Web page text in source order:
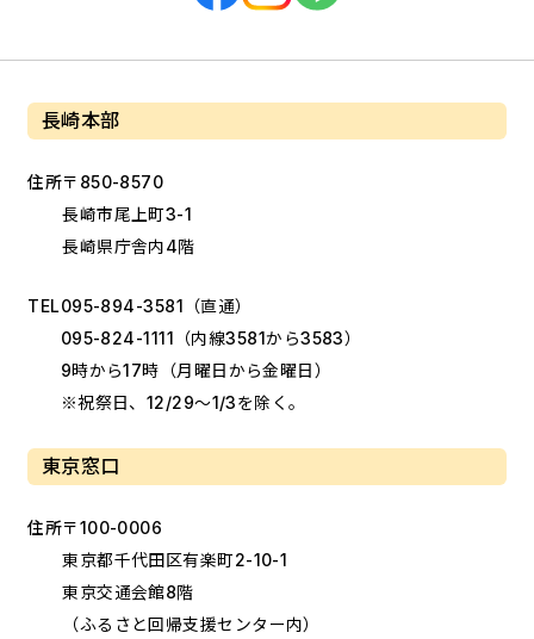
長崎本部
住所〒850-8570
長崎市尾上町3-1
長崎県庁舎内4階
TEL095-894-3581
（直通）
095-824-1111
（内線3581から3583）
9時から17時（月曜日から金曜日）
※祝祭日、12/29～1/3を除く。
東京窓口
住所〒100-0006
東京都千代田区有楽町2-10-1
東京交通会館8階
（ふるさと回帰支援センター内）